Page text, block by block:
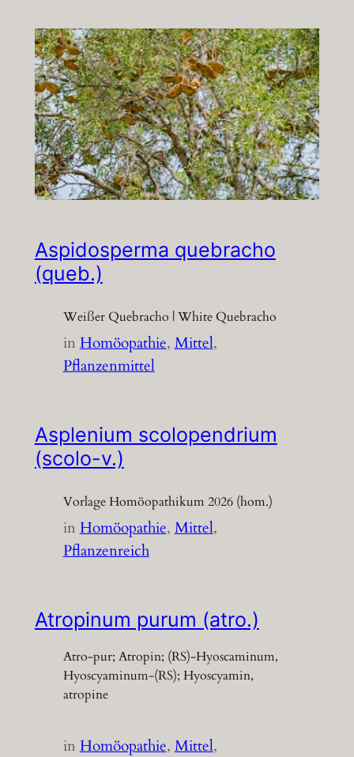
Aspidosperma quebracho
(queb.)
Weißer Quebracho | White Quebracho
inHomöopathie, Mittel
Pflanzenmittel
Asplenium scolopendrium
(scolo-v.)
Vorlage Homöopathikum 2026 (hom.)
inHomöopathie, Mittel
Pflanzenreich
Atropinum purum (atro.)
Atro-pur; Atropin; (RS)-Hyoscaminum,
Hyoscyaminum-(RS); Hyoscyamin,
atropine
inHomöopathie, Mittel